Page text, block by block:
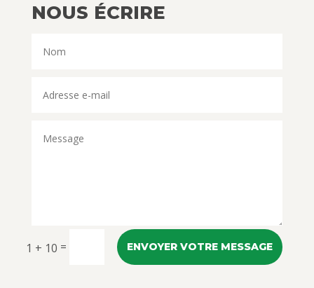
NOUS ÉCRIRE
1 + 10 = ENVOYER VOTRE MESSAGE